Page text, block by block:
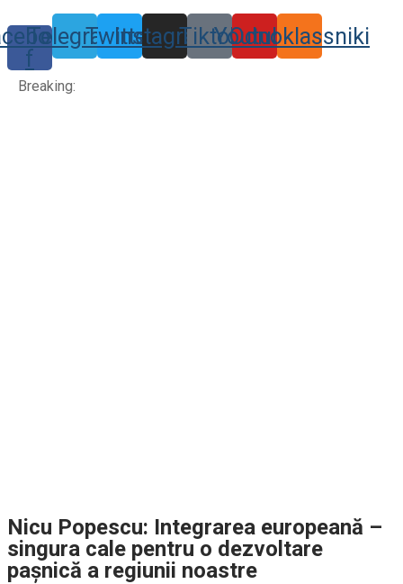
f
TelegramTwitter
Instagram
TiktokYoutube
Odnoklassniki
Breaking:
Nicu Popescu: Integrarea europeană –
singura cale pentru o dezvoltare
pașnică a regiunii noastre